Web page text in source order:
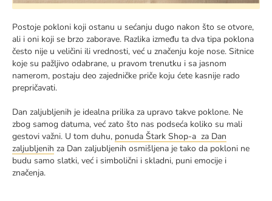
Postoje pokloni koji ostanu u sećanju dugo nakon što se otvore,
ali i oni koji se brzo zaborave. Razlika između ta dva tipa poklona
često nije u veličini ili vrednosti, već u značenju koje nose. Sitnice
koje su pažljivo odabrane, u pravom trenutku i sa jasnom
namerom, postaju deo zajedničke priče koju ćete kasnije rado
prepričavati.
Dan zaljubljenih je idealna prilika za upravo takve poklone. Ne
zbog samog datuma, već zato što nas podseća koliko su mali
gestovi važni. U tom duhu, ponuda Štark Shop-a za Dan
zaljubljenih za Dan zaljubljenih osmišljena je tako da pokloni ne
budu samo slatki, već i simbolični i skladni, puni emocije i
značenja.